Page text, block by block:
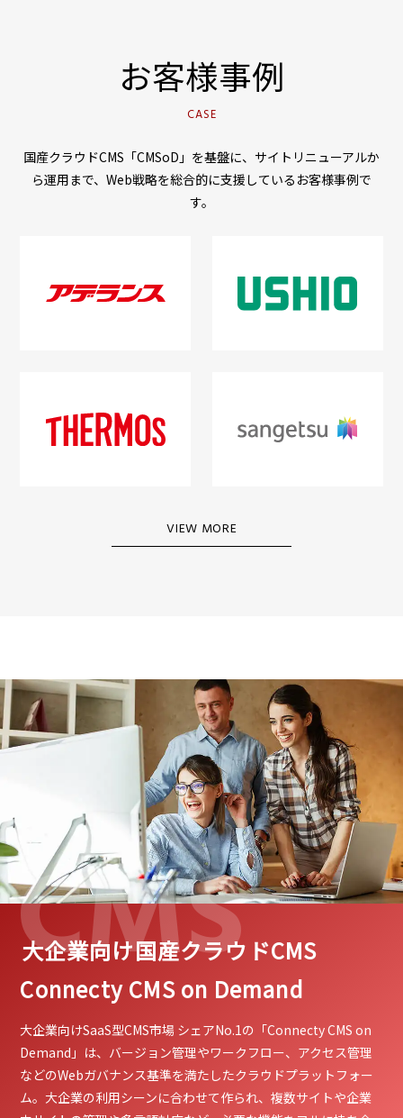
お客様事例
CASE
国産クラウドCMS「CMSoD」を基盤に、サイトリニューアルか
ら運用まで、Web戦略を総合的に支援しているお客様事例で
す。
VIEW MORE
大企業向け国産クラウドCMS
Connecty CMS on Demand
大企業向けSaaS型CMS市場 シェアNo.1の「Connecty CMS on
Demand」は、バージョン管理やワークフロー、アクセス管理
などのWebガバナンス基準を満たしたクラウドプラットフォー
ム。大企業の利用シーンに合わせて作られ、複数サイトや企業
CMS